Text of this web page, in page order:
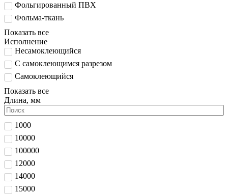
Фольгированный ПВХ
Фольма-ткань
Показать все
Исполнение
Несамоклеющийся
С самоклеющимся разрезом
Самоклеющийся
Показать все
Длина, мм
1000
10000
100000
12000
14000
15000